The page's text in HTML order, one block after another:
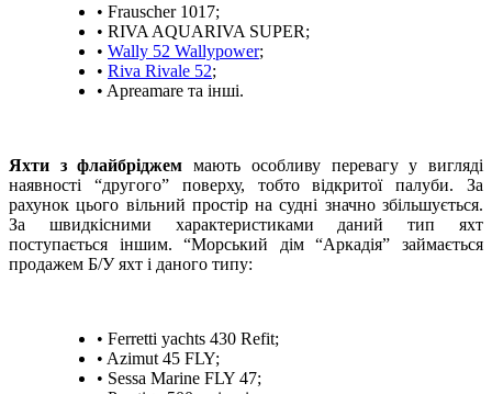
• Frauscher 1017;
• RIVA AQUARIVA SUPER;
• Wally 52 Wallypower;
• Riva Rivale 52;
• Apreamare та інші.
Яхти з флайбріджем мають особливу перевагу у вигляді
наявності “другого” поверху, тобто відкритої палуби. За
рахунок цього вільний простір на судні значно збільшується.
За швидкісними характеристиками даний тип яхт
поступається іншим. “Морський дім “Аркадія” займається
продажем Б/У яхт і даного типу:
• Ferretti yachts 430 Refit;
• Azimut 45 FLY;
• Sessa Marine FLY 47;